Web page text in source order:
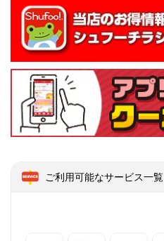
ご利用可能なサービス一覧